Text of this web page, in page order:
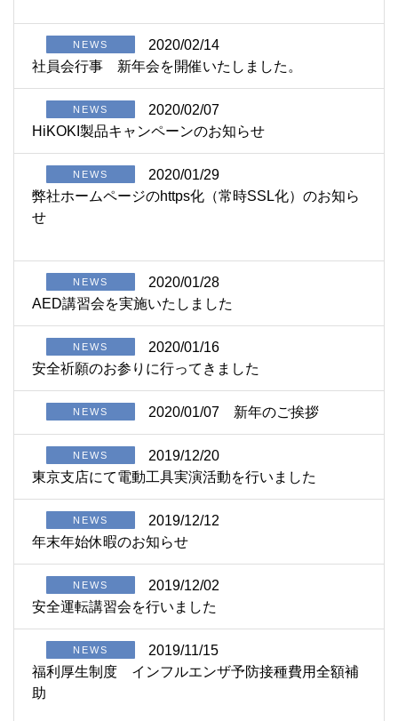
NEWS
2020/02/14
社員会行事 新年会を開催いたしました。
NEWS
2020/02/07
HiKOKI製品キャンペーンのお知らせ
NEWS
2020/01/29
弊社ホームページのhttps化（常時SSL化）のお知ら
せ
NEWS
2020/01/28
AED講習会を実施いたしました
NEWS
2020/01/16
安全祈願のお参りに行ってきました
NEWS 2020/01/07 新年のご挨拶
NEWS
2019/12/20
東京支店にて電動工具実演活動を行いました
NEWS
2019/12/12
年末年始休暇のお知らせ
NEWS
2019/12/02
安全運転講習会を行いました
NEWS
2019/11/15
福利厚生制度 インフルエンザ予防接種費用全額補
助